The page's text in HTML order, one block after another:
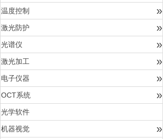
温度控制 »
激光防护 »
光谱仪 »
激光加工 »
电子仪器 »
OCT系统 »
光学软件
机器视觉 »